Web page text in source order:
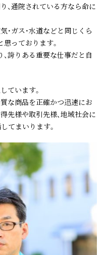
、通院されている方なら命に
・ガス・水道などと同じくら
っております。
誇りある重要な仕事だと自
ています。
な商品を正確かつ迅速にお
先様や取引先様、地域社会に
てまいります。